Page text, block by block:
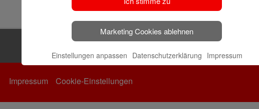
Impressum Cookie-Einstellungen
Marketing Cookies ablehnen
Einstellungen anpassen Datenschutzerklärung Impressum